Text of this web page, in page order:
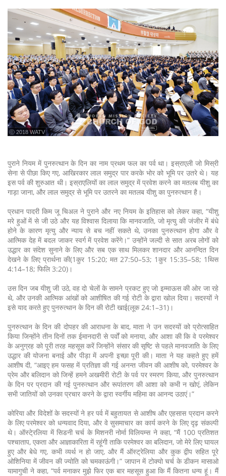
ⓒ 2018 WATV
पुराने नियम में पुनरुत्थान के दिन का नाम प्रथम फल का पर्व था। इस्राएली जो मिस्री
सेना से पीछा किए गए, आखिरकार लाल समुद्र पार करके भोर को भूमि पर उतरे थे। यह
इस पर्व की शुरुआत थी। इस्राएलियों का लाल समुद्र में प्रवेश करने का मतलब यीशु का
गाड़ा जाना, और लाल समुद्र से भूमि पर उतरने का मतलब यीशु का पुनरुत्थान है।
प्रधान पादरी किम जू चिअल ने पुराने और नए नियम के इतिहास को लेकर कहा, “यीशु
मरे हुओं में से जी उठे और यह विश्वास दिलाया कि मानवजाति, जो मृत्यु की जंजीर में बंधे
होने के कारण मृत्यु और न्याय से बच नहीं सकते थे, उनका पुनरुत्थान होगा और वे
आत्मिक देह में बदल जाकर स्वर्ग में प्रवेश करेंगे।” उन्होंने जल्दी से सात अरब लोगों को
उद्धार का संदेश सुनाने के लिए और सब एक साथ मिलकर शानदार और आनन्दित दिन
देखने के लिए प्रार्थना की(1कुर 15:20; मत 27:50–53; 1कुर 15:35–58; 1थिस
4:14–18; फिलि 3:20)।
उस दिन जब यीशु जी उठे, वह दो चेलों के सामने प्रकट हुए जो इम्माऊस की ओर जा रहे
थे, और उनकी आत्मिक आंखों को आशीषित की गई रोटी के द्वारा खोल दिया। सदस्यों ने
इसे याद करते हुए पुनरुत्थान के दिन की रोटी खाई(लूक 24:1–31)।
पुनरुत्थान के दिन की दोपहर की आराधना के बाद, माता ने उन सदस्यों को प्रोत्साहित
किया जिन्होंने तीन दिनों तक ईमानदारी से पर्वों को मनाया, और आशा की कि वे परमेश्वर
के अनुग्रह को पूरी तरह महसूस करें जिन्होंने संसार की सृष्टि से पहले मानवजाति के लिए
उद्धार की योजना बनाई और पीड़ा में अपनी इच्छा पूरी की। माता ने यह कहते हुए हमें
आशीष दी, “आइए हम फसह में प्रतिज्ञा की गई अनन्त जीवन की आशीष को, परमेश्वर के
प्रेम और बलिदान को जिन्हें हमने अखमीरी रोटी के पर्व पर स्मरण किया, और पुनरुत्थान
के दिन पर प्रदान की गई पुनरुत्थान और रूपांतरण की आशा को कभी न खोएं, लेकिन
सभी जातियों को उनका प्रचार करने के द्वारा स्वर्गीय महिमा का आनन्द उठाएं।”
कोरिया और विदेशों के सदस्यों ने हर पर्व में बहुतायत से आशीष और एहसास प्रदान करने
के लिए परमेश्वर को धन्यवाद दिया, और वे सुसमाचार का कार्य करने के लिए दृढ़ संकल्पी
थे। ऑस्टे्रलिया में सिडनी चर्च के मिशनरी नोर्मा विलियम्स ने कहा, “मैं 100 प्रतिशत
पश्चाताप, एकता और आज्ञाकारिता में रहूंगी ताकि परमेश्वर का बलिदान, जो मेरे लिए घायल
हुए और बेधे गए, कभी व्यर्थ न हो जाए, और मैं ऑस्ट्रेलिया और कुक द्वीप सहित पूरे
ओशिनिया में जीवन की ज्योति को चमकाऊंगी।” जापान में टोक्यो चर्च के डीकन मासाओ
यामागुची ने कहा, “पर्व मनाकर मुझे फिर एक बार महसूस हुआ कि मैं कितना धन्य हूं। मैं